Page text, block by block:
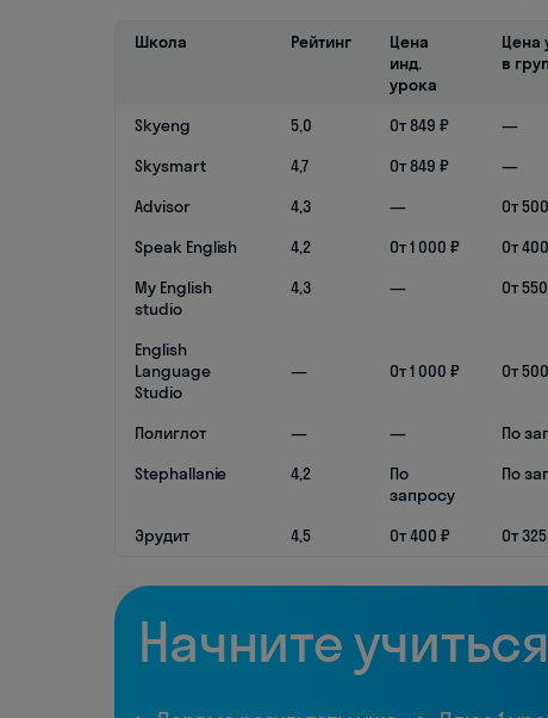
Школа Рейтинг
Цена
инд.
урока
Цена
в
Skyeng 5,0 От 849 ₽ —
Skysmart
4,7 От 849 ₽ —
Advisor
4,3 — От
Speak English
4,2 От 1 000 ₽ От
My English
studio
4,3 — От
English
Language
Studio
— От 1 000 ₽ От
Полиглот — — По
Stephallanie
4,2
По
запросу
По
Эрудит 4,5 От 400 ₽ От
Начните